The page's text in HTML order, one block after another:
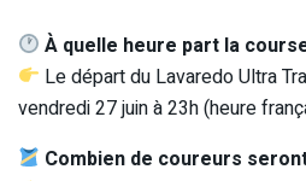
À quelle heure part la
Le départ du Lavaredo Ultra
vendredi 27 juin à 23h (heure
Combien de coureurs